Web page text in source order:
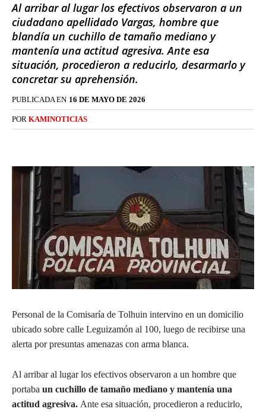
Al arribar al lugar los efectivos observaron a un
ciudadano apellidado Vargas, hombre que
blandía un cuchillo de tamaño mediano y
mantenía una actitud agresiva. Ante esa
situación, procedieron a reducirlo, desarmarlo y
concretar su aprehensión.
PUBLICADA EN 16 DE MAYO DE 2026
POR KAMINOTICIAS
Personal de la Comisaría de Tolhuin intervino en un domicilio
ubicado sobre calle Leguizamón al 100, luego de recibirse una
alerta por presuntas amenazas con arma blanca.
Al arribar al lugar los efectivos observaron a un hombre que
portaba un cuchillo de tamaño mediano y mantenía una
actitud agresiva. Ante esa situación, procedieron a reducirlo,